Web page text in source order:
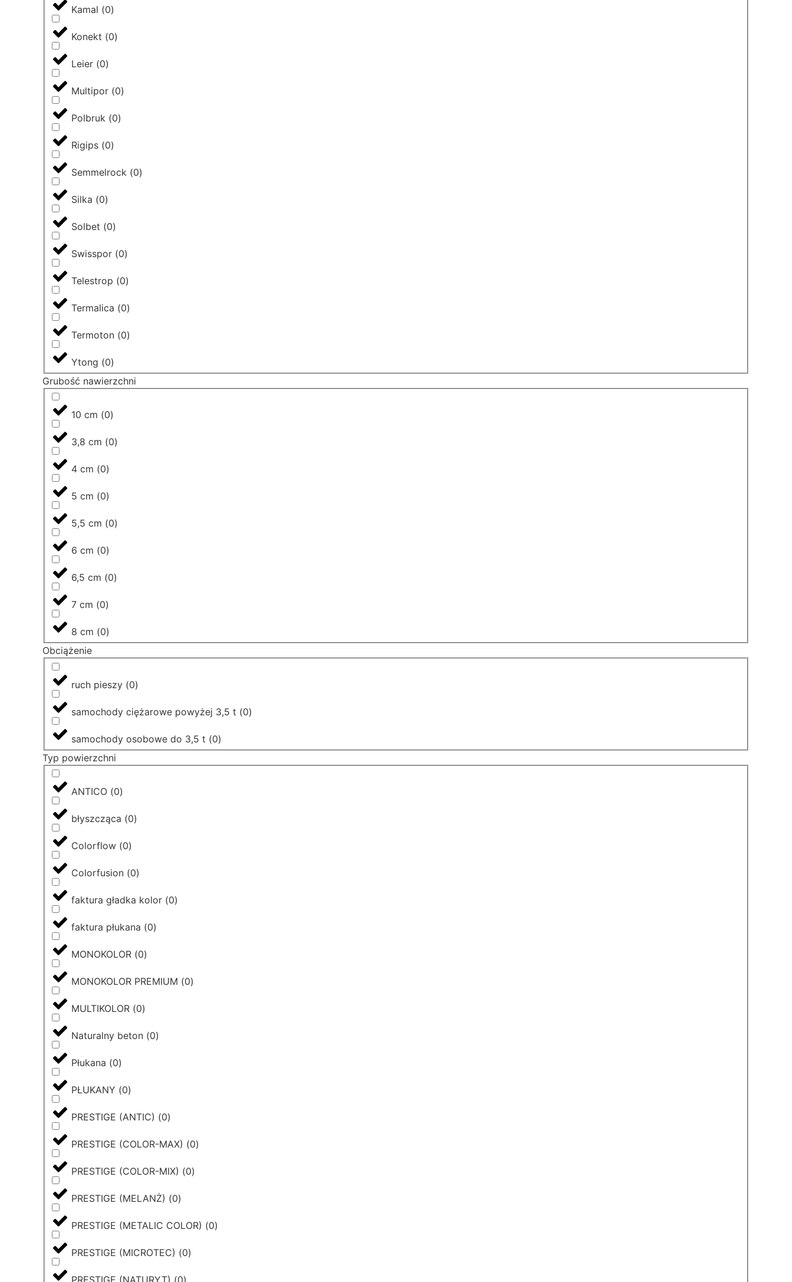
Kamal (0)
Konekt (0)
Leier (0)
Multipor (0)
Polbruk (0)
Rigips (0)
Semmelrock (0)
Silka (0)
Solbet (0)
Swisspor (0)
Telestrop (0)
Termalica (0)
Termoton (0)
Ytong (0)
Grubość nawierzchni
10 cm (0)
3,8 cm (0)
4 cm (0)
5 cm (0)
5,5 cm (0)
6 cm (0)
6,5 cm (0)
7 cm (0)
8 cm (0)
Obciążenie
ruch pieszy (0)
samochody ciężarowe powyżej 3,5 t (0)
samochody osobowe do 3,5 t (0)
Typ powierzchni
ANTICO (0)
błyszcząca (0)
Colorflow (0)
Colorfusion (0)
faktura gładka kolor (0)
faktura płukana (0)
MONOKOLOR (0)
MONOKOLOR PREMIUM (0)
MULTIKOLOR (0)
Naturalny beton (0)
Płukana (0)
PŁUKANY (0)
PRESTIGE (ANTIC) (0)
PRESTIGE (COLOR-MAX) (0)
PRESTIGE (COLOR-MIX) (0)
PRESTIGE (MELANŻ) (0)
PRESTIGE (METALIC COLOR) (0)
PRESTIGE (MICROTEC) (0)